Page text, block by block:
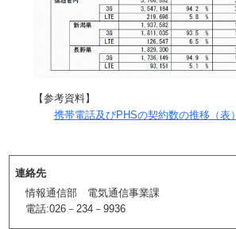
【参考資料】
携帯電話及びPHSの契約数の推移（表）
連絡先
情報通信部 電気通信事業課
電話:026－234－9936